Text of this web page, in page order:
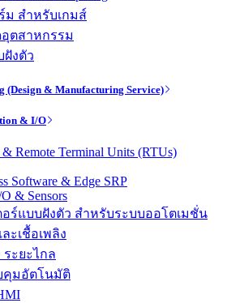
ม สำหรับเกมส์
ตสาหกรรม
งตัว
(Design & Manufacturing Service)
& I/O
& Remote Terminal Units (RTUs)
Software & Edge SRP
& Sensors
ร์แบบฝังตัว สำหรับระบบออโตเมชั่น
ะเชื้อเพลิง
ะยะไกล
คุมอัตโนมัติ